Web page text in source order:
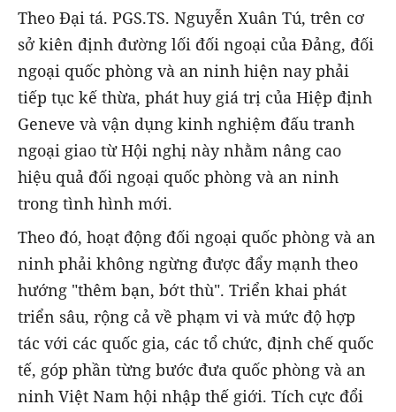
Theo Đại tá. PGS.TS. Nguyễn Xuân Tú, trên cơ
sở kiên định đường lối đối ngoại của Đảng, đối
ngoại quốc phòng và an ninh hiện nay phải
tiếp tục kế thừa, phát huy giá trị của Hiệp định
Geneve và vận dụng kinh nghiệm đấu tranh
ngoại giao từ Hội nghị này nhằm nâng cao
hiệu quả đối ngoại quốc phòng và an ninh
trong tình hình mới.
Theo đó, hoạt động đối ngoại quốc phòng và an
ninh phải không ngừng được đẩy mạnh theo
hướng "thêm bạn, bớt thù". Triển khai phát
triển sâu, rộng cả về phạm vi và mức độ hợp
tác với các quốc gia, các tổ chức, định chế quốc
tế, góp phần từng bước đưa quốc phòng và an
ninh Việt Nam hội nhập thế giới. Tích cực đổi